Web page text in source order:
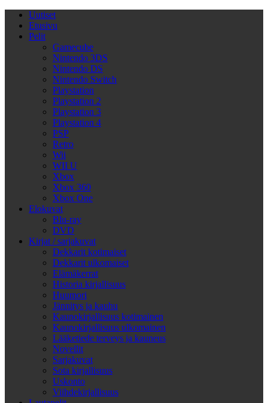
Uutiset
Etusivu
Pelit
Gamecube
Nintendo 3DS
Nintendo DS
Nintendo Switch
Playstation
Playstation 2
Playstation 3
Playstation 4
PSP
Retro
Wii
WII U
Xbox
Xbox 360
Xbox One
Elokuvat
Blu-ray
DVD
Kirjat / sarjakuvat
Dekkarit kotimaiset
Dekkarit ulkomaiset
Elämäkerrat
Historia kirjallisuus
Huumori
Jännitys ja kauhu
Kaunokirjallisuus kotimainen
Kaunokirjallisuus ulkomainen
Lääketiede terveys ja kauneus
Novellit
Sarjakuvat
Sota kirjallisuus
Uskonto
Viihdekirjallisuus